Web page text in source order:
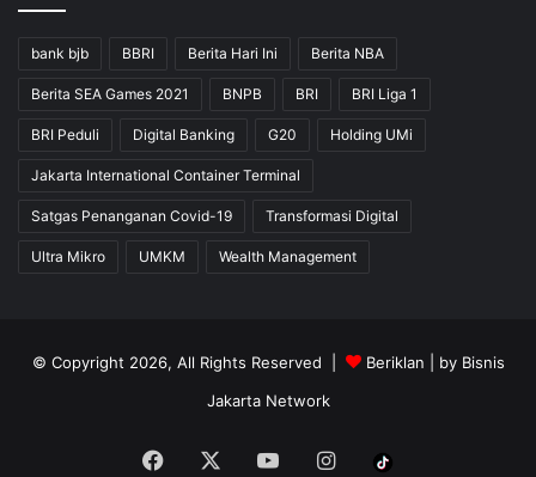
bank bjb BBRI Berita Hari Ini Berita NBA
Berita SEA Games 2021 BNPB BRI BRI Liga 1
BRI Peduli Digital Banking G20 Holding UMi
Jakarta International Container Terminal
Satgas Penanganan Covid-19 Transformasi Digital
Ultra Mikro UMKM Wealth Management
© Copyright 2026, All Rights Reserved | Beriklan | by Bisnis
Jakarta Network
Facebook YouTubeInstagram